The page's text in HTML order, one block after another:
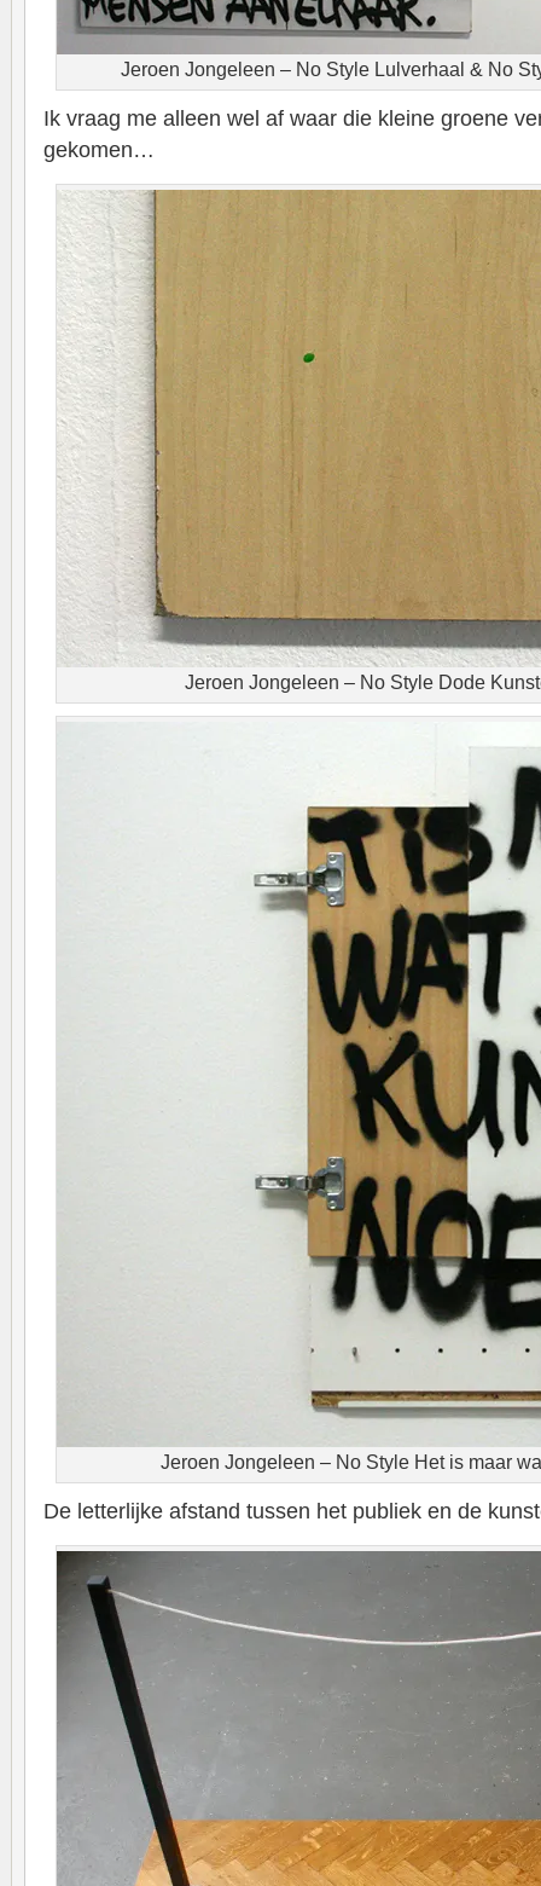
Jeroen Jongeleen – No Style Lulverhaal & No
Ik vraag me alleen wel af waar die kleine groene
gekomen…
Jeroen Jongeleen – No Style Dode
Jeroen Jongeleen – No Style Het is maar
De letterlijke afstand tussen het publiek en de